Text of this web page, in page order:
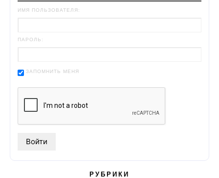
ИМЯ ПОЛЬЗОВАТЕЛЯ:
ПАРОЛЬ:
ЗАПОМНИТЬ МЕНЯ
РУБРИКИ